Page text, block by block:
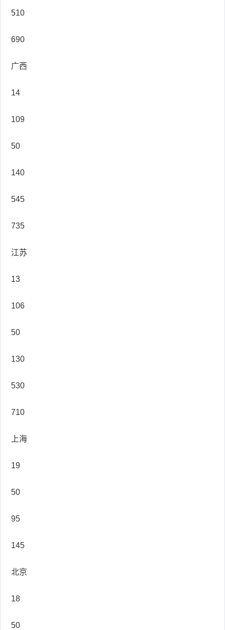
510
690
广西
14
109
50
140
545
735
江苏
13
106
50
130
530
710
上海
19
50
95
145
北京
18
50